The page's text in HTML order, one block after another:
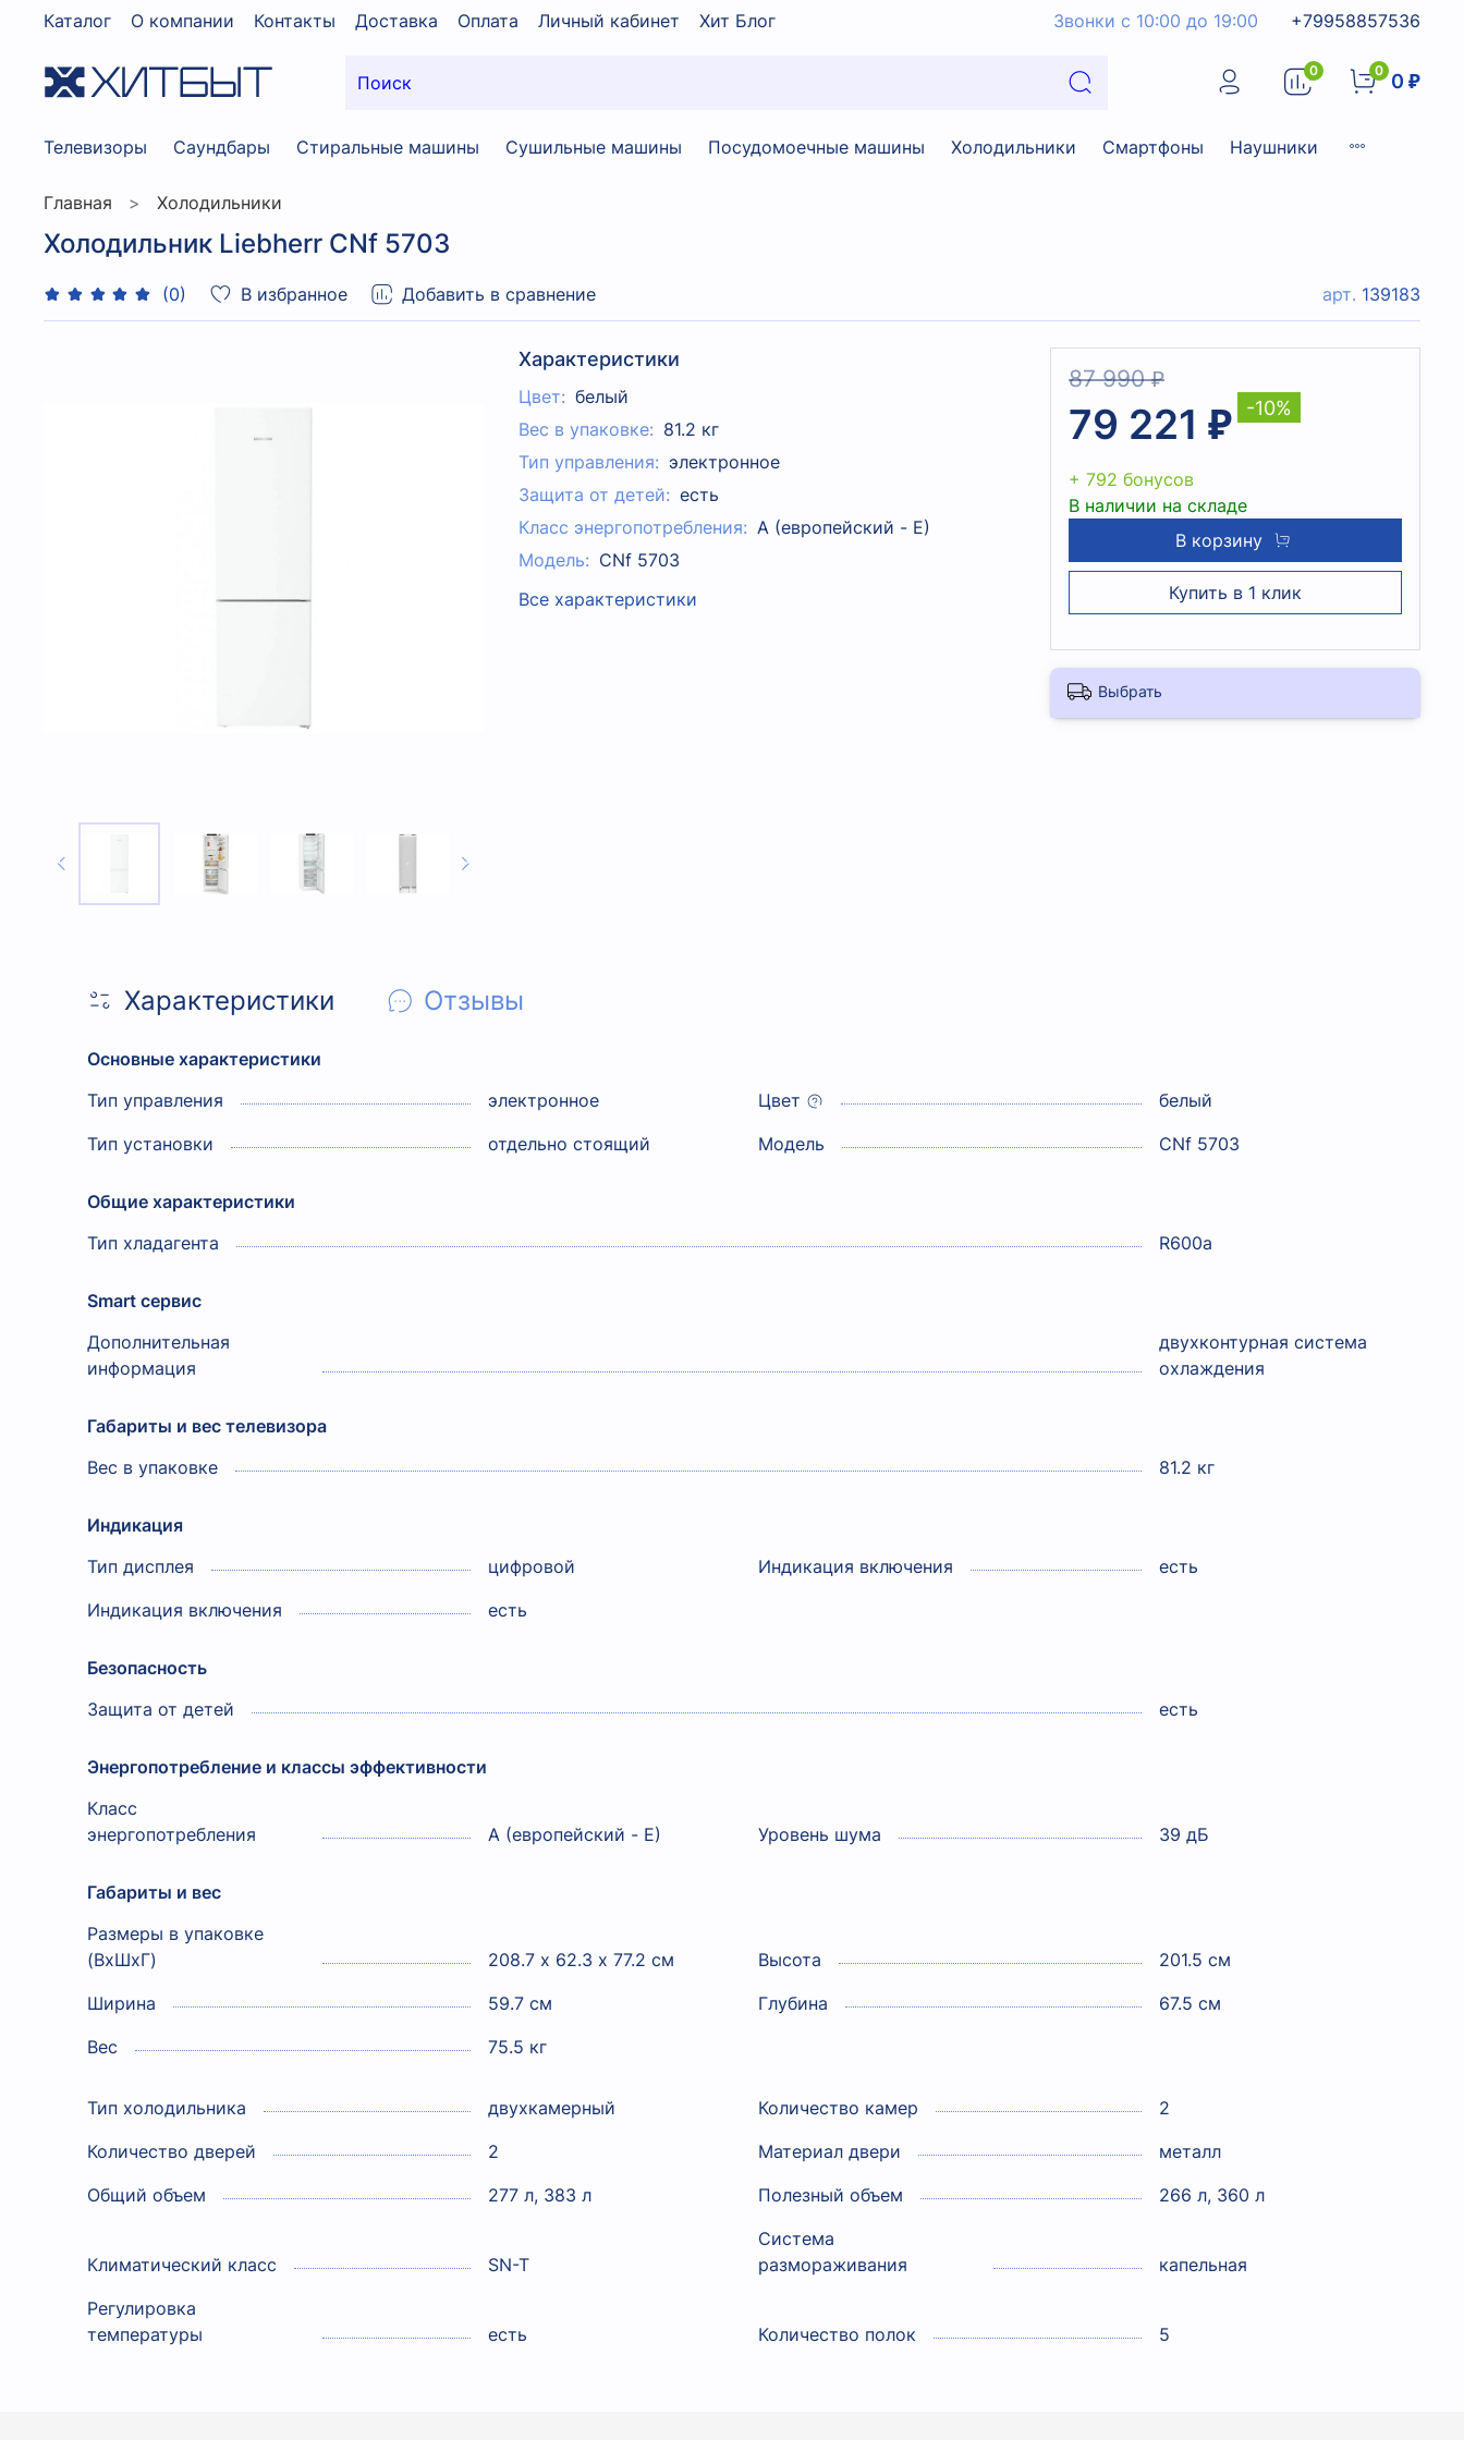
Каталог О компании Контакты Доставка Оплата Личный кабинет Хит Блог Звонки с 10:00 до 19:00 +79958857536
0 0 0 ₽
Телевизоры Саундбары Стиральные машины Сушильные машины Посудомоечные машины Холодильники Смартфоны Наушники
Главная Холодильники
Холодильник Liebherr CNf 5703
(0) В избранное Добавить в сравнение арт. 139183
Характеристики
Цвет: белый
Вес в упаковке: 81.2 кг
Тип управления: электронное
Защита от детей: есть
Класс энергопотребления: A (европейский - E)
Модель: CNf 5703
Все характеристики
87 990 ₽
79 221 ₽ -10%
+ 792 бонусов
В наличии на складе
В корзину
Купить в 1 клик
Выбрать
Характеристики Отзывы
Основные характеристики
Тип управления
электронное Цвет
белый
Тип установки
отдельно стоящий Модель CNf 5703
Общие характеристики
Тип хладагента
R600a
Smart сервис
Дополнительная
информация
двухконтурная система
охлаждения
Габариты и вес телевизора
Вес в упаковке
81.2 кг
Индикация
Тип дисплея
цифровой Индикация включения
есть
Индикация включения
есть
Безопасность
Защита от детей
есть
Энергопотребление и классы эффективности
Класс
энергопотребления
A (европейский - E) Уровень шума 39 дБ
Габариты и вес
Размеры в упаковке
(ВxШxГ)
208.7 х 62.3 х 77.2 см Высота
201.5 см
Ширина
59.7 см Глубина
67.5 см
Вес
75.5 кг
Тип холодильника двухкамерный Количество камер
2
Количество дверей
2 Материал двери
металл
Общий объем
277 л, 383 л Полезный объем 266 л, 360 л
Климатический класс SN-T
Система
размораживания
капельная
Регулировка
температуры
есть Количество полок 5